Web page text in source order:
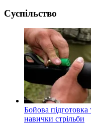
Суспільство
Бойова
навички стрільби